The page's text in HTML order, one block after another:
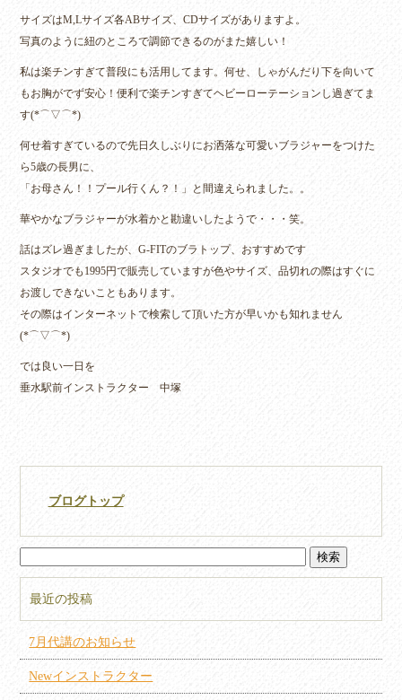
サイズはM,Lサイズ各ABサイズ、CDサイズがありますよ。
写真のように紐のところで調節できるのがまた嬉しい！
私は楽チンすぎて普段にも活用してます。何せ、しゃがんだり下を向いて
もお胸がでず安心！便利で楽チンすぎてヘビーローテーションし過ぎてま
す(*⌒▽⌒*)
何せ着すぎているので先日久しぶりにお洒落な可愛いブラジャーをつけた
ら5歳の長男に、
「お母さん！！プール行くん？！」と間違えられました。。
華やかなブラジャーが水着かと勘違いしたようで・・・笑。
話はズレ過ぎましたが、G-FITのブラトップ、おすすめです
スタジオでも1995円で販売していますが色やサイズ、品切れの際はすぐに
お渡しできないこともあります。
その際はインターネットで検索して頂いた方が早いかも知れません
(*⌒▽⌒*)
では良い一日を
垂水駅前インストラクター 中塚
ブログトップ
最近の投稿
7月代講のお知らせ
Newインストラクター